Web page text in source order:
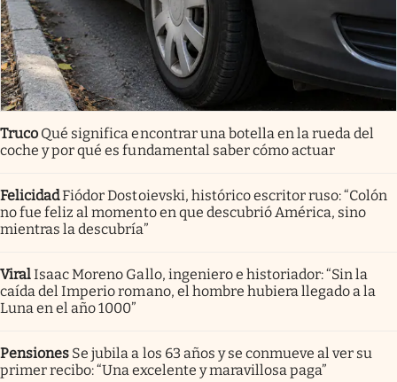
Truco Qué significa encontrar una botella en la rueda del
coche y por qué es fundamental saber cómo actuar
FelicidadFiódor Dostoievski, histórico escritor ruso: “Colón
no fue feliz al momento en que descubrió América, sino
mientras la descubría”
ViralIsaac Moreno Gallo, ingeniero e historiador: “Sin la
caída del Imperio romano, el hombre hubiera llegado a la
Luna en el año 1000”
Pensiones Se jubila a los 63 años y se conmueve al ver su
primer recibo: “Una excelente y maravillosa paga”